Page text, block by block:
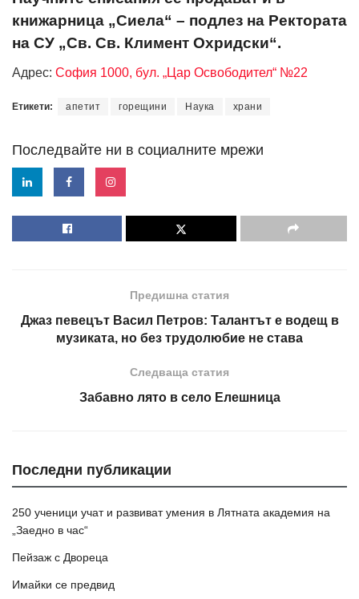
книжарница „Сиела“ – подлез на Ректората
на СУ „Св. Св. Климент Охридски“.
Адрес: София 1000, бул. „Цар Освободител“ №22
Етикети: апетит горещини Наука храни
Последвайте ни в социалните мрежи
Предишна статия
Джаз певецът Васил Петров: Талантът е водещ в
музиката, но без трудолюбие не става
Следваща статия
Забавно лято в село Елешница
Последни публикации
250 ученици учат и развиват умения в Лятната академия на
„Заедно в час“
Пейзаж с Двореца
Имайки се предвид